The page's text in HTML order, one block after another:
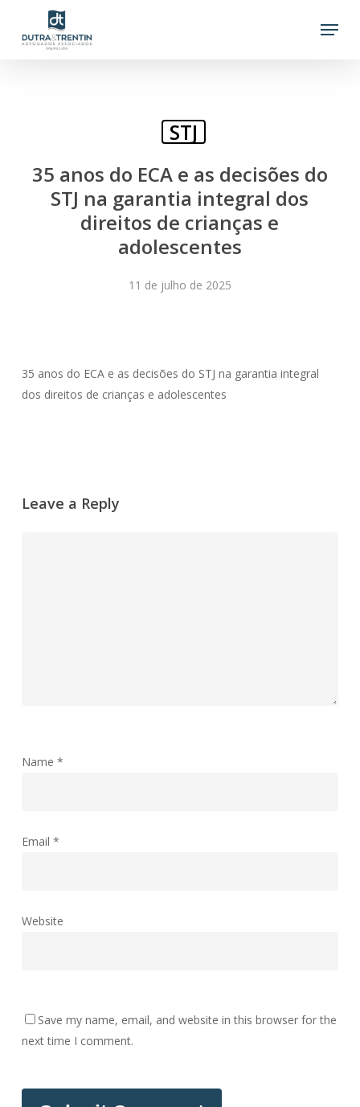
Menu
STJ
35 anos do ECA e as decisões do
STJ na garantia integral dos
direitos de crianças e
adolescentes
11 de julho de 2025
35 anos do ECA e as decisões do STJ na garantia integral
dos direitos de crianças e adolescentes
Leave a Reply
Name *
Email *
Website
Save my name, email, and website in this browser for the
next time I comment.